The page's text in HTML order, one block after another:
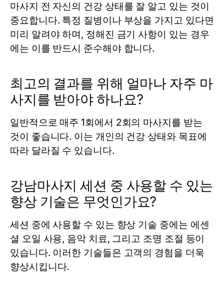
마사지 전 자신의 건강 상태를 잘 알고 있는 것이
중요합니다. 특정 질병이나 부상을 가지고 있다면
미리 알려야 하며, 정해진 금기 사항이 있는 경우
에는 이를 반드시 준수해야 합니다.
최고의 결과를 위해 얼마나 자주 마
사지를 받아야 하나요?
일반적으로 매주 1회에서 2회의 마사지를 받는
것이 좋습니다. 이는 개인의 건강 상태와 목표에
따라 달라질 수 있습니다.
강남마사지 세션 중 사용할 수 있는
향상 기술은 무엇인가요?
세션 중에 사용할 수 있는 향상 기술 중에는 에센
셜 오일 사용, 음악 치료, 그리고 조명 조절 등이
있습니다. 이러한 기술들은 고객의 경험을 더욱
향상시킵니다.